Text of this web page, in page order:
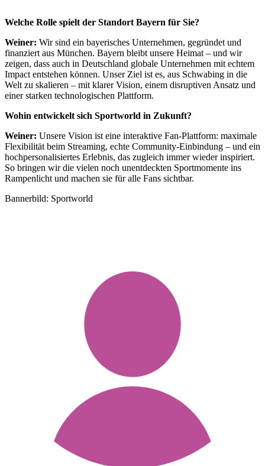
Welche Rolle spielt der Standort Bayern für Sie?
Weiner: Wir sind ein bayerisches Unternehmen, gegründet und
finanziert aus München. Bayern bleibt unsere Heimat – und wir
zeigen, dass auch in Deutschland globale Unternehmen mit echtem
Impact entstehen können. Unser Ziel ist es, aus Schwabing in die
Welt zu skalieren – mit klarer Vision, einem disruptiven Ansatz und
einer starken technologischen Plattform.
Wohin entwickelt sich Sportworld in Zukunft?
Weiner: Unsere Vision ist eine interaktive Fan-Plattform: maximale
Flexibilität beim Streaming, echte Community-Einbindung – und ein
hochpersonalisiertes Erlebnis, das zugleich immer wieder inspiriert.
So bringen wir die vielen noch unentdeckten Sportmomente ins
Rampenlicht und machen sie für alle Fans sichtbar.
Bannerbild: Sportworld